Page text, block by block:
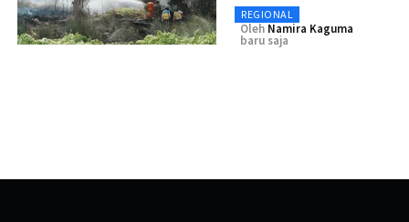
REGIONAL
Oleh Namira Kaguma
baru saja